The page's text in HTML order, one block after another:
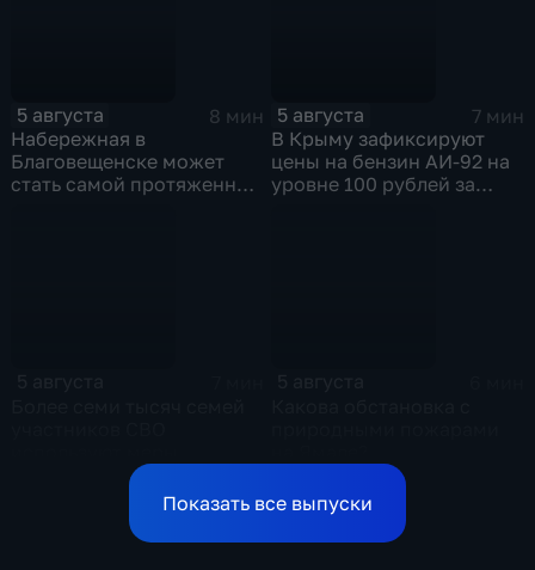
5 августа
8 мин
Набережная в
Благовещенске может
стать самой протяженной
5 августа
7 мин
В Крыму зафиксируют
цены на бензин АИ-92 на
уровне 100 рублей за
поддержки в Ульяновской
Показать все выпуски